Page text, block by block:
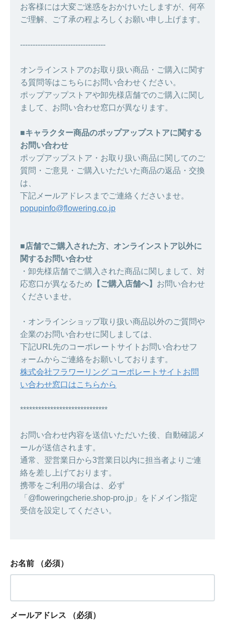
お客様には大変ご迷惑をおかけいたしますが、何卒
ご理解、ご了承の程よろしくお願い申し上げます。
----------------------------------
オンラインストアのお取り扱い商品・ご購入に関す
る質問等はこちらにお問い合わせください。
ポップアップストアや卸先様店舗でのご購入に関し
まして、お問い合わせ窓口が異なります。
■キャラクター商品のポップアップストアに関する
お問い合わせ
ポップアップストア・お取り扱い商品に関してのご
質問・ご意見・ご購入いただいた商品の返品・交換
は、
下記メールアドレスまでご連絡くださいませ。
popupinfo@flowering.co.jp
■店舗でご購入された方、オンラインストア以外に
関するお問い合わせ
・卸先様店舗でご購入された商品に関しまして、対
応窓口が異なるため 【ご購入店舗へ】 お問い合わせ
くださいませ。
・オンラインショップ取り扱い商品以外のご質問や
企業のお問い合わせに関しましては、
下記URL先のコーポレートサイトお問い合わせフ
ォームからご連絡をお願いしております。
株式会社フラワーリング コーポレートサイトお問
い合わせ窓口はこちらから
*****************************
お問い合わせ内容を送信いただいた後、自動確認メ
ールが送信されます。
通常、翌営業日から3営業日以内に担当者よりご連
絡を差し上げております。
携帯をご利用の場合は、必ず
「@floweringcherie.shop-pro.jp」をドメイン指定
受信を設定してください。
お名前 （必須）
メールアドレス （必須）